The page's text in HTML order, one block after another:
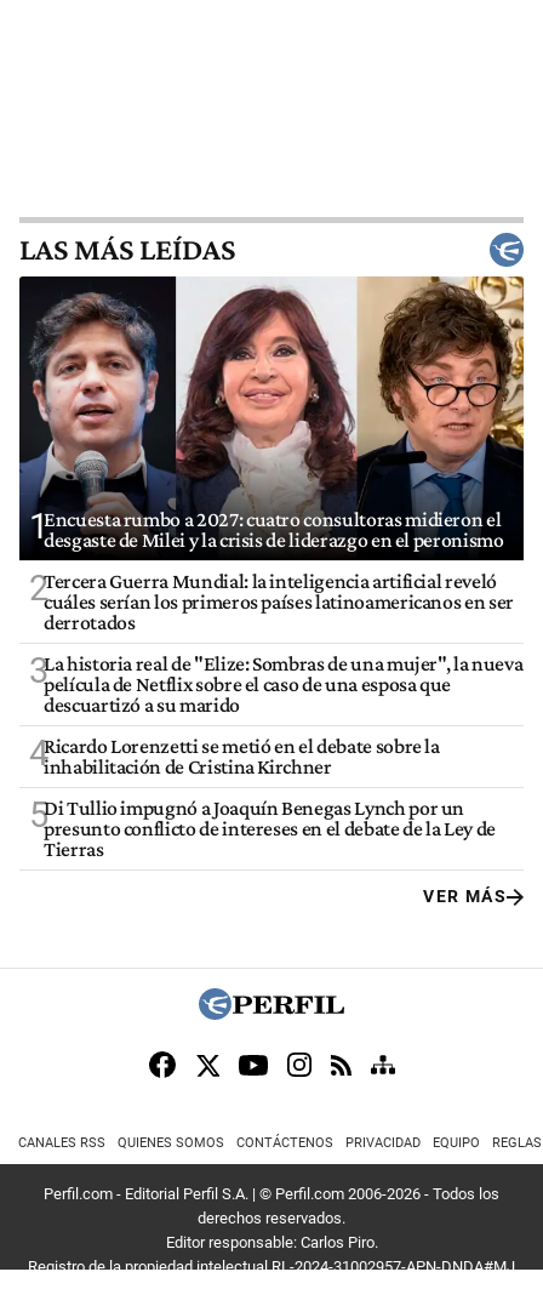
LAS MÁS LEÍDAS
1Encuesta rumbo a 2027: cuatro consultoras midieron el
desgaste de Milei y la crisis de liderazgo en el peronismo
2Tercera Guerra Mundial: la inteligencia artificial reveló
cuáles serían los primeros países latinoamericanos en ser
derrotados
3La historia real de "Elize: Sombras de una mujer", la nueva
película de Netflix sobre el caso de una esposa que
descuartizó a su marido
4Ricardo Lorenzetti se metió en el debate sobre la
inhabilitación de Cristina Kirchner
5Di Tullio impugnó a Joaquín Benegas Lynch por un
presunto conflicto de intereses en el debate de la Ley de
Tierras
VER MÁS
CANALES RSS QUIENES SOMOS CONTÁCTENOS PRIVACIDAD EQUIPO
Perfil.com - Editorial Perfil S.A. | © Perfil.com 2006-2026 - Todos los
derechos reservados.
Editor responsable: Carlos Piro.
Registro de la propiedad intelectual RL-2024-31002957-APN-DNDA#MJ